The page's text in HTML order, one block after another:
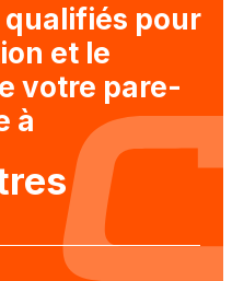
qualifiés pour
et le
votre pare-
à